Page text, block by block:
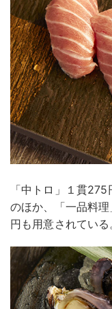
「中トロ」１貫
のほか、「一品料
円も用意されている